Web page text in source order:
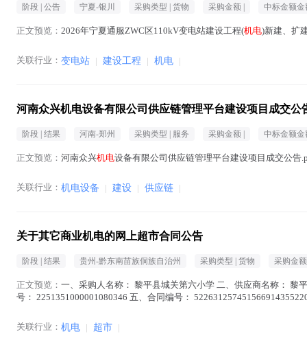
阶段 | 公告 宁夏-银川 采购类型 | 货物 采购金额 | 中标金额金
正文预览： 2026年宁夏通服ZWC区110kV变电站建设工程(机电)新建、扩
关联行业： 变电站 | 建设工程 | 机电 |
河南众兴机电设备有限公司供应链管理平台建设项目成交公
阶段 | 结果 河南-郑州 采购类型 | 服务 采购金额 | 中标金额金
正文预览： 河南众兴机电设备有限公司供应链管理平台建设项目成交公告
关联行业： 机电设备 | 建设 | 供应链 |
关于其它商业机电的网上超市合同公告
阶段 | 结果 贵州-黔东南苗族侗族自治州 采购类型 | 货物 采购金
正文预览： 一、采购人名称： 黎平县城关第六小学 二、供应商名称： 黎
号： 2251351000001080346 五、合同编号：
关联行业： 机电 | 超市 |